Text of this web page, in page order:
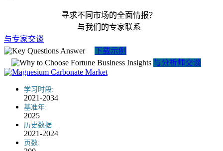
寻求不同市场的全面情报？
与我们的专家联系
与专家交谈
下载示例
与分析师交谈
学习时段:
2021-2034
基准年:
2025
历史数据:
2021-2024
页数: